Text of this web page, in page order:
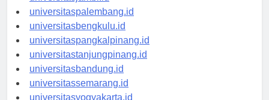
universitasjambi.id
universitaspalembang.id
universitasbengkulu.id
universitaspangkalpinang.id
universitastanjungpinang.id
universitasbandung.id
universitassemarang.id